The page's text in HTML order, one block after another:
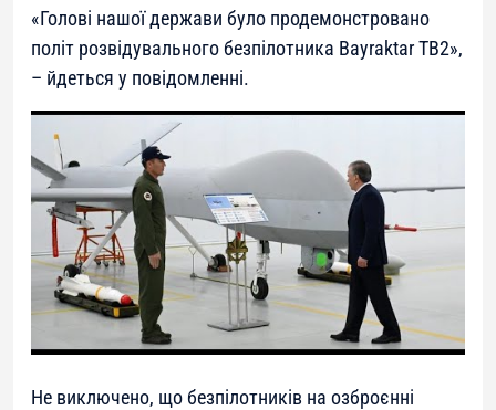
«Голові нашої держави було продемонстровано
політ розвідувального безпілотника Bayraktar TB2»,
– йдеться у повідомленні.
Не виключено, що безпілотників на озброєнні